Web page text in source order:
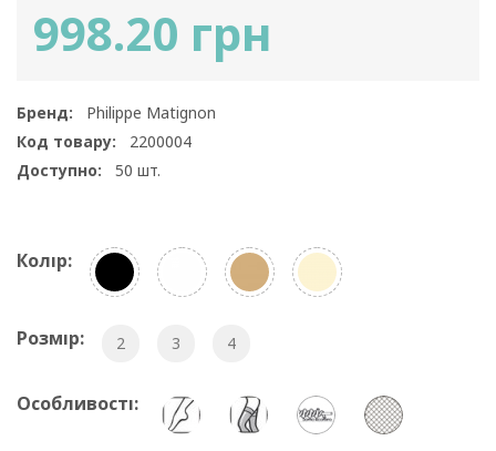
998.20 грн
Бренд:
Philippe Matignon
Код товару:
2200004
Доступно:
50 шт.
Колір:
Розмір: 2 3 4
Особливості: